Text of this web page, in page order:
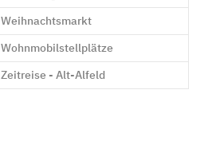
Weihnachtsmarkt
Wohnmobilstellplätze
Zeitreise - Alt-Alfeld